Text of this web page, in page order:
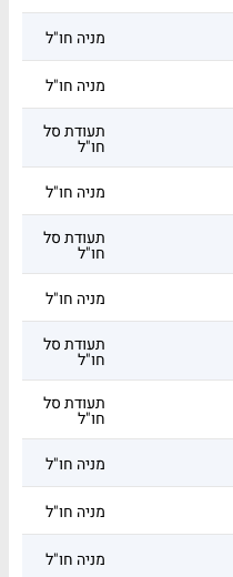
מניה חו"ל
מניה חו"ל
תעודת סל
חו"ל
מניה חו"ל
תעודת סל
חו"ל
מניה חו"ל
תעודת סל
חו"ל
תעודת סל
חו"ל
מניה חו"ל
מניה חו"ל
מניה חו"ל